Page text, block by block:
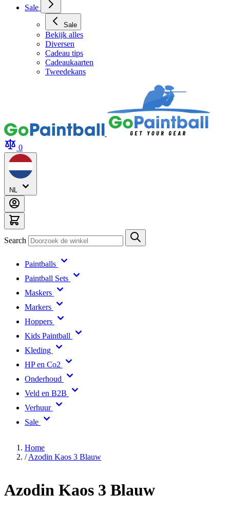
Sale
Sale
Bekijk alles
Diversen
Cadeau tips
Cadeaukaarten
Tweedekans
0
NL
Search
Paintballs
Paintball Sets
Maskers
Markers
Hoppers
Kids Paintball
Kleding
HP en Co2
Onderhoud
Veld en B2B
Verhuur
Sale
Home
/ Azodin Kaos 3 Blauw
Azodin Kaos 3 Blauw